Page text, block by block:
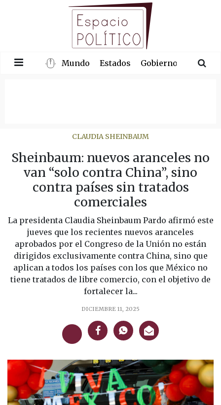
Mundo Estados Gobierno
CLAUDIA SHEINBAUM
Sheinbaum: nuevos aranceles no
van “solo contra China”, sino
contra países sin tratados
comerciales
La presidenta Claudia Sheinbaum Pardo afirmó este
jueves que los recientes nuevos aranceles
aprobados por el Congreso de la Unión no están
dirigidos exclusivamente contra China, sino que
aplican a todos los países con los que México no
tiene tratados de libre comercio, con el objetivo de
fortalecer la...
DICIEMBRE 11, 2025